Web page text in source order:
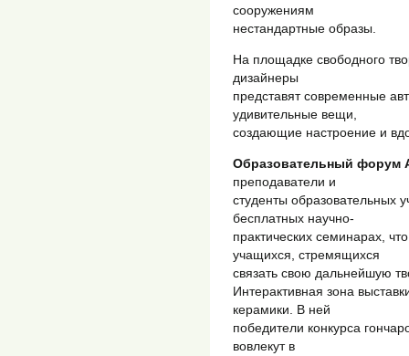
сооружениям
нестандартные образы.
На площадке свободного
дизайнеры
представят современные
удивительные вещи,
создающие настроение и
Образовательный форум
преподаватели и
студенты образовательных
бесплатных научно-
практических семинарах,
учащихся, стремящихся
связать свою дальнейшую
Интерактивная зона
керамики. В ней
победители конкурса
вовлекут в